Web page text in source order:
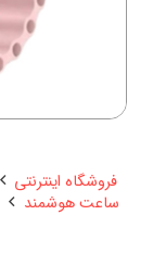
فروشگاه اینترنتی
ساعت هوشمند